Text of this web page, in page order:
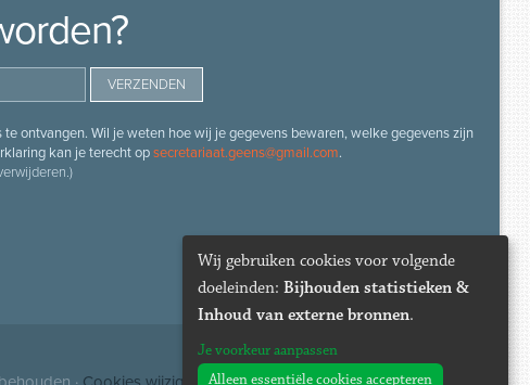
ontvangen. Wil je weten hoe wij je gegevens bewaren, welke gegevens zijn
kan je terecht opsecretariaat.geens@gmail.com.
Wij gebruiken cookies voor volgende
doeleinden: Bijhouden statistieken &
Inhoud van externe bronnen.
Je voorkeur aanpassen
Alleen essentiële cookies accepteren